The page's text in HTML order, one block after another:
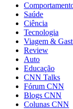
Saúde
Ciência
Tecnologia
Viagem &
Review
Auto
Educação
CNN Talks
Fórum CNN
Blogs CNN
Colunas CNN